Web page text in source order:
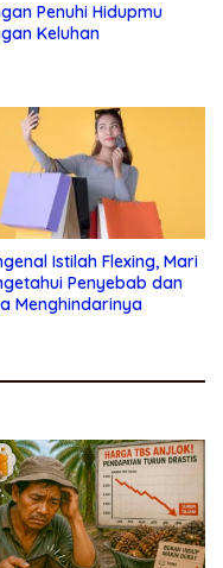
Penuhi Hidupmu
Keluhan
Istilah Flexing, Mari
Penyebab dan
Menghindarinya